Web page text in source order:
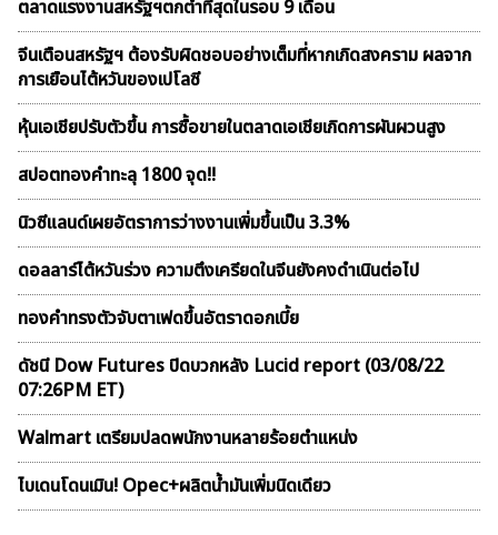
ตลาดเเรงงานสหรัฐฯตกต่ำที่สุดในรอบ 9 เดือน
จีนเตือนสหรัฐฯ ต้องรับผิดชอบอย่างเต็มที่หากเกิดสงคราม ผลจาก
การเยือนไต้หวันของเปโลซี
หุ้นเอเชียปรับตัวขึ้น การซื้อขายในตลาดเอเชียเกิดการผันผวนสูง
สปอตทองคำทะลุ 1800 จุด!!
นิวซีแลนด์เผยอัตราการว่างงานเพิ่มขึ้นเป็น 3.3%
ดอลลาร์ไต้หวันร่วง ความตึงเครียดในจีนยังคงดำเนินต่อไป
ทองคำทรงตัวจับตาเฟดขึ้นอัตราดอกเบี้ย
ดัชนี Dow Futures ปิดบวกหลัง Lucid report (03/08/22
07:26PM ET)
Walmart เตรียมปลดพนักงานหลายร้อยตำแหน่ง
ไบเดนโดนเมิน! Opec+ผลิตน้ำมันเพิ่มนิดเดียว